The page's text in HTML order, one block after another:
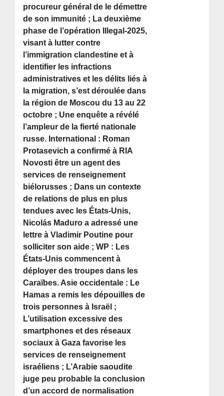
procureur général de le démettre
de son immunité ; La deuxième
phase de l’opération Illegal-2025,
visant à lutter contre
l’immigration clandestine et à
identifier les infractions
administratives et les délits liés à
la migration, s’est déroulée dans
la région de Moscou du 13 au 22
octobre ; Une enquête a révélé
l’ampleur de la fierté nationale
russe. International : Roman
Protasevich a confirmé à RIA
Novosti être un agent des
services de renseignement
biélorusses ; Dans un contexte
de relations de plus en plus
tendues avec les États-Unis,
Nicolás Maduro a adressé une
lettre à Vladimir Poutine pour
solliciter son aide ; WP : Les
États-Unis commencent à
déployer des troupes dans les
Caraïbes. Asie occidentale : Le
Hamas a remis les dépouilles de
trois personnes à Israël ;
L’utilisation excessive des
smartphones et des réseaux
sociaux à Gaza favorise les
services de renseignement
israéliens ; L’Arabie saoudite
juge peu probable la conclusion
d’un accord de normalisation